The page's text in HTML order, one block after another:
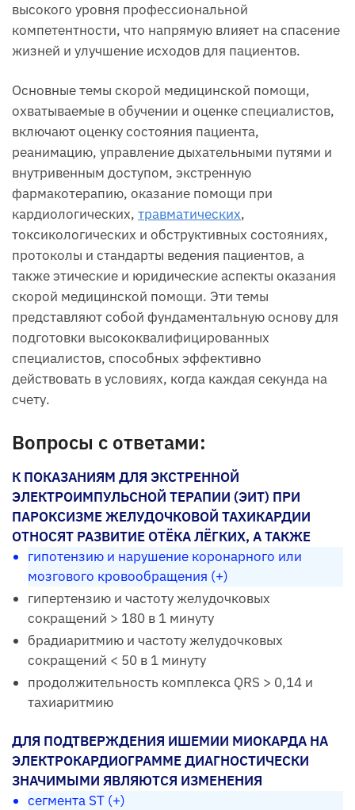
высокого уровня профессиональной
компетентности, что напрямую влияет на спасение
жизней и улучшение исходов для пациентов.
Основные темы скорой медицинской помощи,
охватываемые в обучении и оценке специалистов,
включают оценку состояния пациента,
реанимацию, управление дыхательными путями и
внутривенным доступом, экстренную
фармакотерапию, оказание помощи при
кардиологических, травматических,
токсикологических и обструктивных состояниях,
протоколы и стандарты ведения пациентов, а
также этические и юридические аспекты оказания
скорой медицинской помощи. Эти темы
представляют собой фундаментальную основу для
подготовки высококвалифицированных
специалистов, способных эффективно
действовать в условиях, когда каждая секунда на
счету.
Вопросы с ответами:
К ПОКАЗАНИЯМ ДЛЯ ЭКСТРЕННОЙ
ЭЛЕКТРОИМПУЛЬСНОЙ ТЕРАПИИ (ЭИТ) ПРИ
ПАРОКСИЗМЕ ЖЕЛУДОЧКОВОЙ ТАХИКАРДИИ
ОТНОСЯТ РАЗВИТИЕ ОТЁКА ЛЁГКИХ, А ТАКЖЕ
гипотензию и нарушение коронарного или
мозгового кровообращения (+)
гипертензию и частоту желудочковых
сокращений > 180 в 1 минуту
брадиаритмию и частоту желудочковых
сокращений < 50 в 1 минуту
продолжительность комплекса QRS > 0,14 и
тахиаритмию
ДЛЯ ПОДТВЕРЖДЕНИЯ ИШЕМИИ МИОКАРДА НА
ЭЛЕКТРОКАРДИОГРАММЕ ДИАГНОСТИЧЕСКИ
ЗНАЧИМЫМИ ЯВЛЯЮТСЯ ИЗМЕНЕНИЯ
сегмента ST (+)